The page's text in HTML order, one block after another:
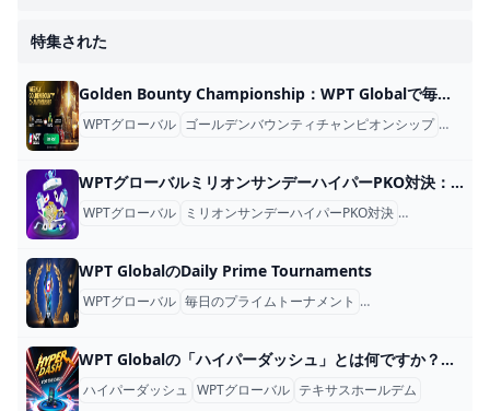
特集された
Golden Bounty Championship：WPT​​ Globalで毎週1万ドルのショット
WPTグローバル ゴールデンバウンティチャンピオンシップ オンラ
WPTグローバルミリオンサンデーハイパーPKO対決：イベントの詳細＆ガイド
WPTグローバル ミリオンサンデーハイパーPKO対決 オンラインポ
WPT GlobalのDaily Prime Tournaments
WPTグローバル 毎日のプライムトーナメント オンラインポーカー
WPT Globalの「ハイパーダッシュ」とは何ですか？迅速でスリリングなポーカーアクションに飛び込みます！
ハイパーダッシュ WPTグローバル テキサスホールデム